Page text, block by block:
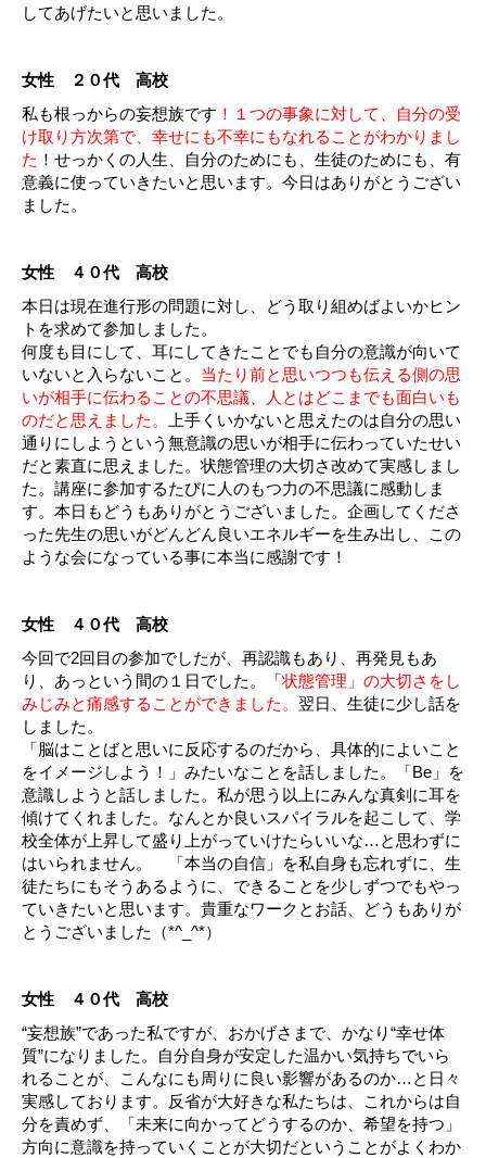
してあげたいと思いました。
女性 ２０代 高校
私も根っからの妄想族です ！１つの事象に対して、自分の受
け取り方次第で、幸せにも不幸にもなれることがわかりまし
た ！せっかくの人生、自分のためにも、生徒のためにも、有
意義に使っていきたいと思います。今日はありがとうござい
ました。
女性 ４０代 高校
本日は現在進行形の問題に対し、どう取り組めばよいかヒン
トを求めて参加しました。
何度も目にして、耳にしてきたことでも自分の意識が向いて
いないと入らないこと。 当たり前と思いつつも伝える側の思
いが相手に伝わることの不思議、人とはどこまでも面白いも
のだと思えました。
上手くいかないと思えたのは自分の思い
通りにしようという無意識の思いが相手に伝わっていたせい
だと素直に思えました。状態管理の大切さ改めて実感しまし
た。講座に参加するたびに人のもつ力の不思議に感動しま
す。本日もどうもありがとうございました。企画してくださ
った先生の思いがどんどん良いエネルギーを生み出し、この
ような会になっている事に本当に感謝です！
女性 ４０代 高校
今回で2回目の参加でしたが、再認識もあり、再発見もあ
り、あっという間の１日でした。「状態管理」の大切さをし
みじみと痛感することができました。 翌日、生徒に少し話を
しました。
「脳はことばと思いに反応するのだから、具体的によいこと
をイメージしよう！」みたいなことを話しました。「Be」を
意識しようと話しました。私が思う以上にみんな真剣に耳を
傾けてくれました。なんとか良いスパイラルを起こして、学
校全体が上昇して盛り上がっていけたらいいな…と思わずに
はいられません。
「本当の自信」を私自身も忘れずに、生
徒たちにもそうあるように、できることを少しずつでもやっ
ていきたいと思います。貴重なワークとお話、どうもありが
とうございました（*^_^*）
女性 ４０代 高校
“妄想族”であった私ですが、おかげさまで、かなり“幸せ体
質”になりました。自分自身が安定した温かい気持ちでいら
れることが、こんなにも周りに良い影響があるのか…と日々
実感しております。反省が大好きな私たちは、これからは自
分を責めず、「未来に向かってどうするのか、希望を持つ」
方向に意識を持っていくことが大切だということがよくわか